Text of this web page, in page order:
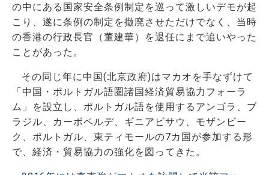
の中にある国家安全条例制定を巡って激しいデモが起
こり、遂に条例の制定を撤廃させただけでなく、当時
の香港の行政長官（董建華）を退任にまで追いやった
ことがあった。
その同じ年に中国(北京政府)はマカオを手なずけて
「中国・ポルトガル語圏諸国経済貿易協力フォーラ
ム」を設立し、ポルトガル語を使用するアンゴラ、ブ
ラジル、カーボベルデ、ギニアビサウ、モザンビー
ク、ポルトガル、東ティモールの7カ国が参加する形
で、経済・貿易協力の強化を図ってきた。